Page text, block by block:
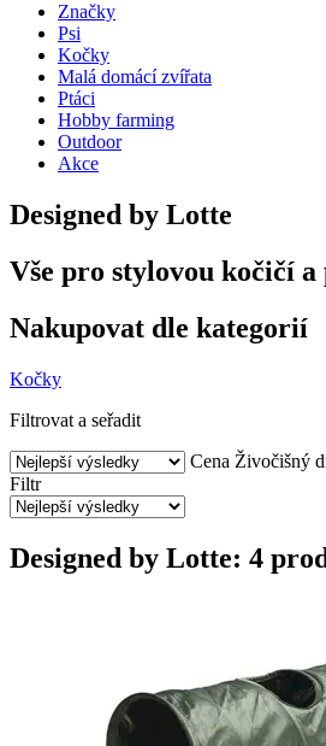
Značky
Psi
Kočky
Malá domácí zvířata
Ptáci
Hobby farming
Outdoor
Akce
Designed by Lotte
Vše pro stylovou kočičí a
Nakupovat dle kategorií
Kočky
Filtrovat a seřadit
Cena Živočišný
Filtr
Designed by Lotte: 4